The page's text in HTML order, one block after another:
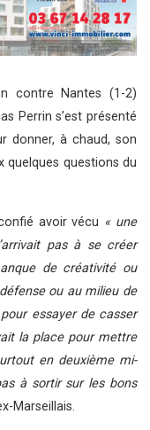
contre Nantes (1-2)
Perrin s’est présenté
donner, à chaud, son
quelques questions du
avoir vécu « une
pas à se créer
de créativité ou
ou au milieu de
essayer de casser
la place pour mettre
en deuxième mi-
à sortir sur les bons
Marseillais.